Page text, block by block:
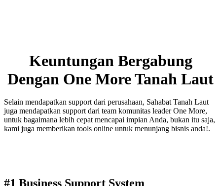
Keuntungan Bergabung
Dengan One More Tanah Laut
Selain mendapatkan support dari perusahaan, Sahabat Tanah Laut
juga mendapatkan support dari team komunitas leader One More,
untuk bagaimana lebih cepat mencapai impian Anda, bukan itu saja,
kami juga memberikan tools online untuk menunjang bisnis anda!.
#1 Business Support System